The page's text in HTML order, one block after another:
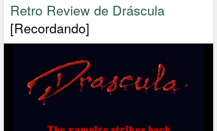
Retro Review de Dráscula
[Recordando]